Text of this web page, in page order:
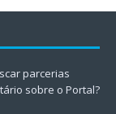
parcerias
sobre o Portal?